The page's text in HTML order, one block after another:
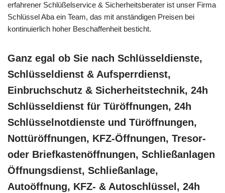
erfahrener Schlüßelservice & Sicherheitsberater ist unser Firma
Schlüssel Aba ein Team, das mit anständigen Preisen bei
kontinuierlich hoher Beschaffenheit besticht.
Ganz egal ob Sie nach Schlüsseldienste,
Schlüsseldienst & Aufsperrdienst,
Einbruchschutz & Sicherheitstechnik, 24h
Schlüsseldienst für Türöffnungen, 24h
Schlüsselnotdienste und Türöffnungen,
Nottüröffnungen, KFZ-Öffnungen, Tresor-
oder Briefkastenöffnungen, Schließanlagen
Öffnungsdienst, Schließanlage,
Autoöffnung, KFZ- & Autoschlüssel, 24h